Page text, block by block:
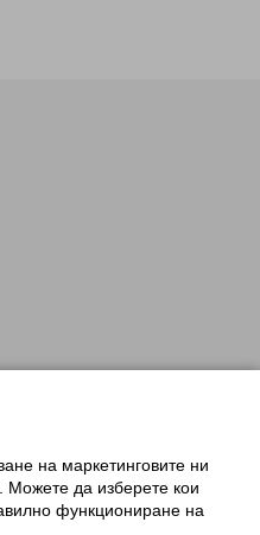
на маркетинговите ни
Можете да изберете кои
функциониране на